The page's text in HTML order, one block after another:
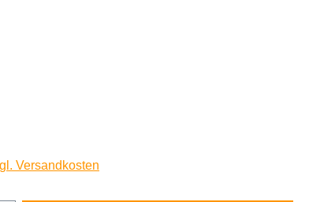
Versandkosten